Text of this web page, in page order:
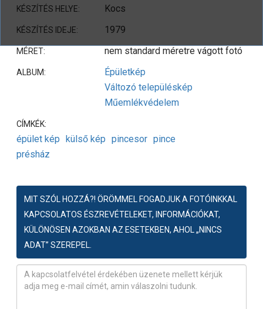
KÉSZÍTÉS HELYE: Kocs
KÉSZÍTÉS IDEJE: 1979
MÉRET: nem standard méretre vágott fotó
ALBUM:
Épületkép
Változó településkép
Műemlékvédelem
CÍMKÉK:
épület kép külső kép pincesor pince
présház
MIT SZÓL HOZZÁ?! ÖRÖMMEL FOGADJUK A FOTÓINKKAL
KAPCSOLATOS ÉSZREVÉTELEKET, INFORMÁCIÓKAT,
KÜLÖNÖSEN AZOKBAN AZ ESETEKBEN, AHOL „NINCS
ADAT” SZEREPEL.